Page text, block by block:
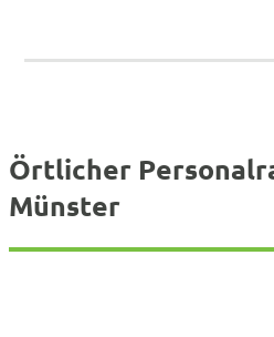
Örtlicher
Münster